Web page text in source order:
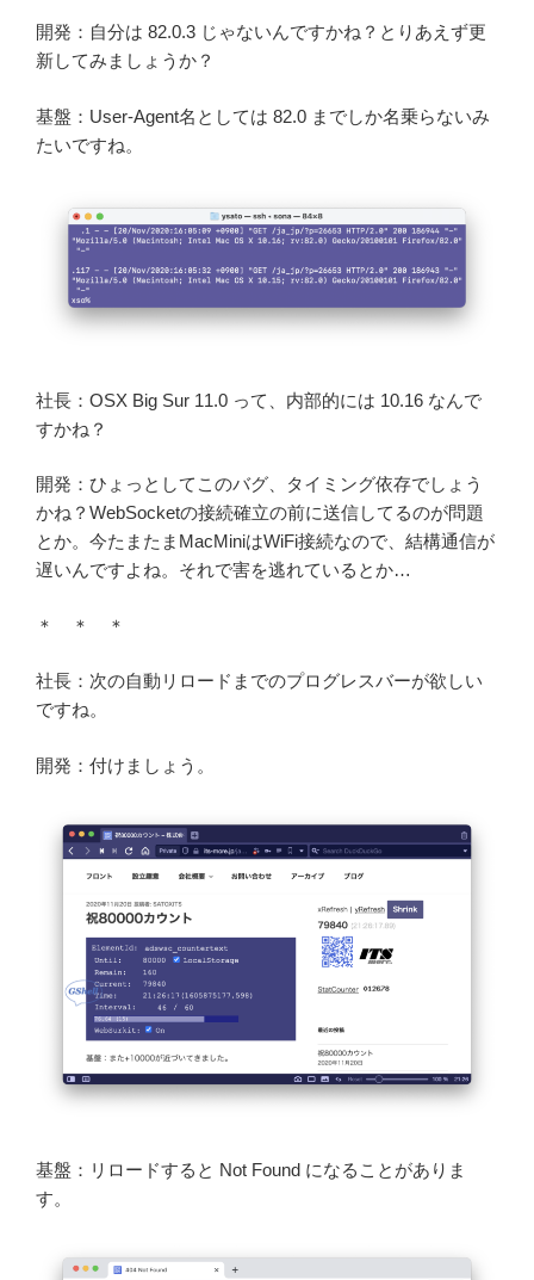
開発：自分は 82.0.3 じゃないんですかね？とりあえず更
新してみましょうか？
基盤：User-Agent名としては 82.0 までしか名乗らないみ
たいですね。
社長：OSX Big Sur 11.0 って、内部的には 10.16 なんで
すかね？
開発：ひょっとしてこのバグ、タイミング依存でしょう
かね？WebSocketの接続確立の前に送信してるのが問題
とか。今たまたまMacMiniはWiFi接続なので、結構通信が
遅いんですよね。それで害を逃れているとか…
＊ ＊ ＊
社長：次の自動リロードまでのプログレスバーが欲しい
ですね。
開発：付けましょう。
基盤：リロードすると Not Found になることがありま
す。